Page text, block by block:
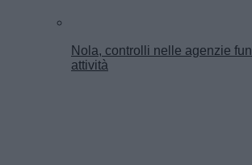
Nola, controlli nelle agenzie
attività